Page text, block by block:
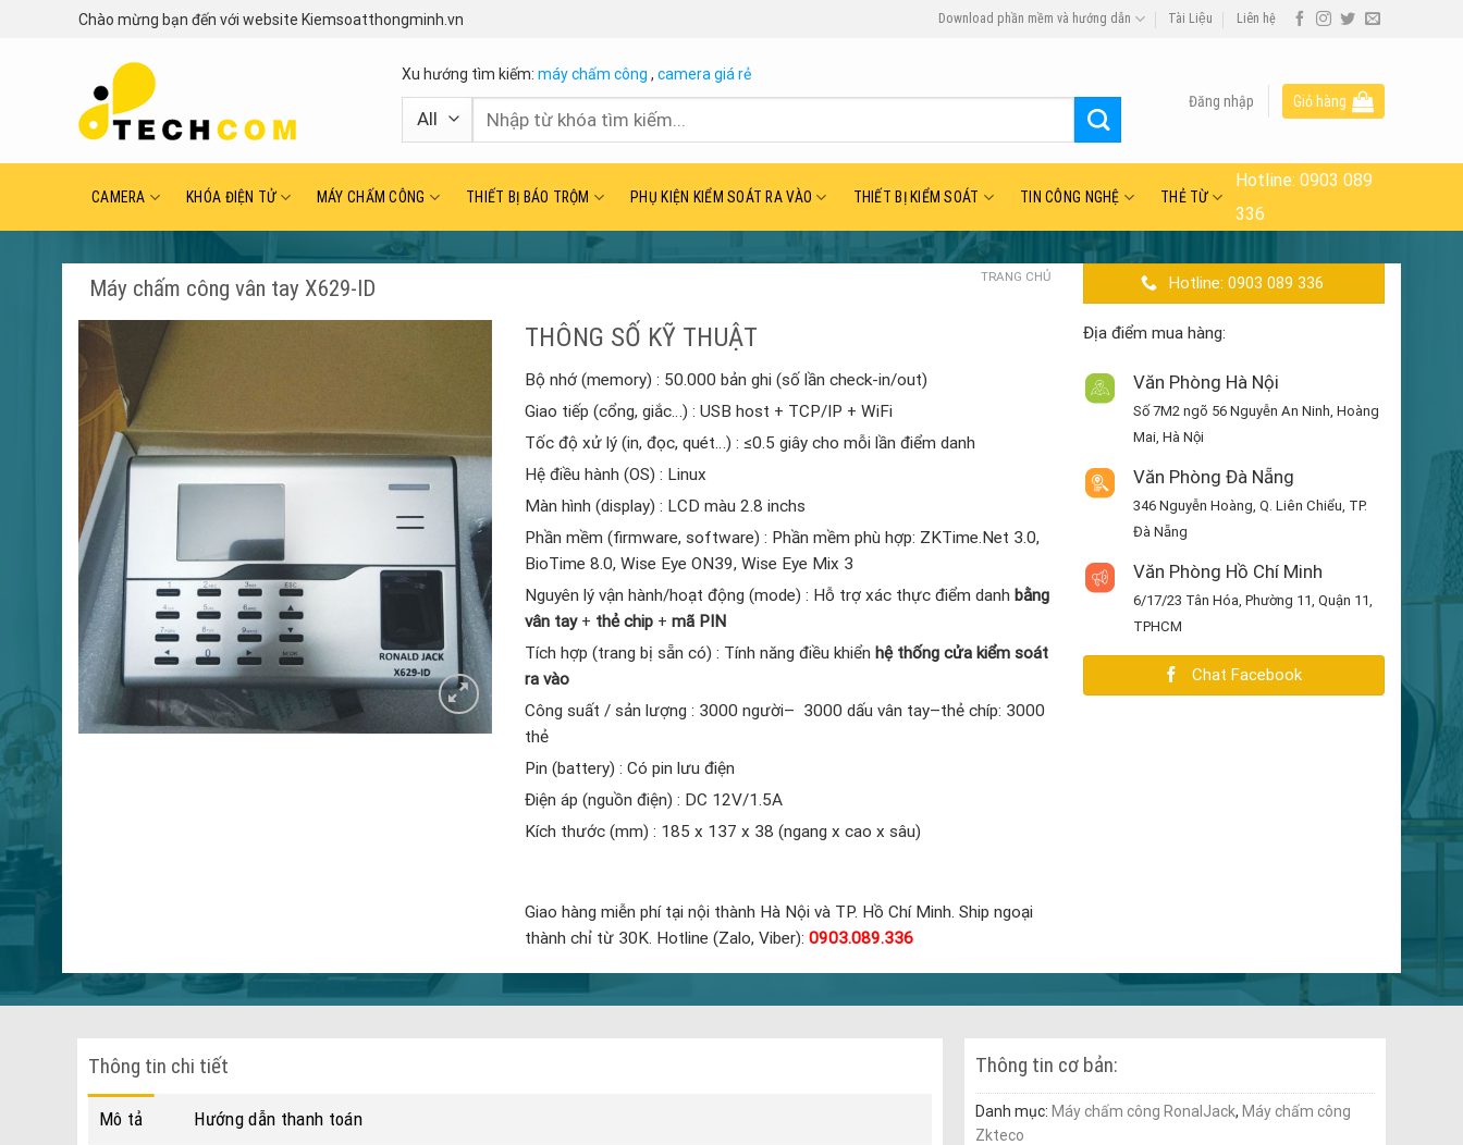
Chào mừng bạn đến với website Kiemsoatthongminh.vn Download phần mềm và hướng dẫn Tài Liệu Liên hệ
Xu hướng tìm kiếm: máy chấm công , camera giá rẻ
Tìm
Đăng nhập Giỏ hàng
CAMERA KHÓA ĐIỆN TỬ MÁY CHẤM CÔNG THIẾT BỊ BÁO TRỘM PHỤ KIỆN KIỂM SOÁT RA VÀO THIẾT BỊ KIỂM SOÁT TIN CÔNG NGHỆ THẺ TỪ
Hotline:0903 089
336
Máy chấm công vân tay X629-ID TRANG CHỦ Hotline: 0903 089 336
THÔNG SỐ KỸ THUẬT
Bộ nhớ (memory) : 50.000 bản ghi (số lần check-in/out)
Giao tiếp (cổng, giắc…) : USB host + TCP/IP + WiFi
Tốc độ xử lý (in, đọc, quét…) : ≤0.5 giây cho mỗi lần điểm danh
Hệ điều hành (OS) : Linux
Màn hình (display) : LCD màu 2.8 inchs
Phần mềm (firmware, software) : Phần mềm phù hợp: ZKTime.Net 3.0,
BioTime 8.0, Wise Eye ON39, Wise Eye Mix 3
Nguyên lý vận hành/hoạt động (mode) : Hỗ trợ xác thực điểm danh bằng
vân tay+ thẻ chip + mã PIN
Tích hợp (trang bị sẵn có) : Tính năng điều khiển hệ thống cửa kiểm soát
ra vào
Công suất / sản lượng : 3000 người– 3000 dấu vân tay–thẻ chíp: 3000
thẻ
Pin (battery) : Có pin lưu điện
Điện áp (nguồn điện) : DC 12V/1.5A
Kích thước (mm) : 185 x 137 x 38 (ngang x cao x sâu)
Giao hàng miễn phí tại nội thành Hà Nội và TP. Hồ Chí Minh. Ship ngoại
thành chỉ từ 30K. Hotline (Zalo, Viber): 0903.089.336
Địa điểm mua hàng:
Văn Phòng Hà Nội
Số 7M2 ngõ 56 Nguyễn An Ninh, Hoàng
Mai, Hà Nội
Văn Phòng Đà Nẵng
346 Nguyễn Hoàng, Q. Liên Chiểu, TP.
Đà Nẵng
Văn Phòng Hồ Chí Minh
6/17/23 Tân Hóa, Phường 11, Quận 11,
TPHCM
Chat Facebook
Thông tin chi tiết
Mô tả Hướng dẫn thanh toán
Thông tin cơ bản:
Danh mục: Máy chấm công RonalJack, Máy chấm công
Zkteco